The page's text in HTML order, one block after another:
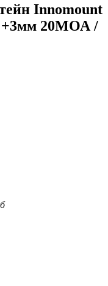
Innomount
+3мм 20МОА /